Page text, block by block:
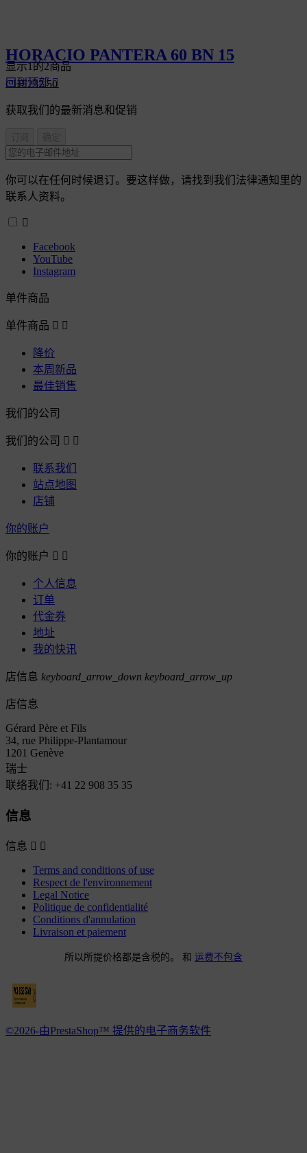
HORACIO PANTERA 60 BN 15
CHF232.50
显示1的2商品
回到顶部
获取我们的最新消息和促销
你可以在任何时候退订。要这样做，请找到我们法律通知里的
联系人资料。

Facebook
YouTube
Instagram
单件商品
单件商品  
降价
本周新品
最佳销售
我们的公司
我们的公司  
联系我们
站点地图
店铺
你的账户
你的账户  
个人信息
订单
代金券
地址
我的快讯
店信息 keyboard_arrow_down keyboard_arrow_up
店信息
Gérard Père et Fils
34, rue Philippe-Plantamour
1201 Genève
瑞士
联络我们: +41 22 908 35 35
信息
信息  
Terms and conditions of use
Respect de l'environnement
Legal Notice
Politique de confidentialité
Conditions d'annulation
Livraison et paiement
所以所提价格都是含税的。 和 运费不包含
©2026-由PrestaShop™ 提供的电子商务软件